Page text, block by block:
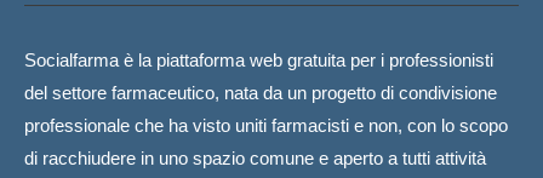
Socialfarma è la piattaforma web gratuita per i professionisti
del settore farmaceutico, nata da un progetto di condivisione
professionale che ha visto uniti farmacisti e non, con lo scopo
di racchiudere in uno spazio comune e aperto a tutti attività